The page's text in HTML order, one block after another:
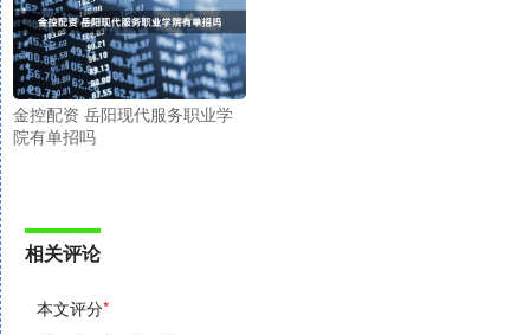
金控配资 岳阳现代服务职业学
院有单招吗
相关评论
本文评分*